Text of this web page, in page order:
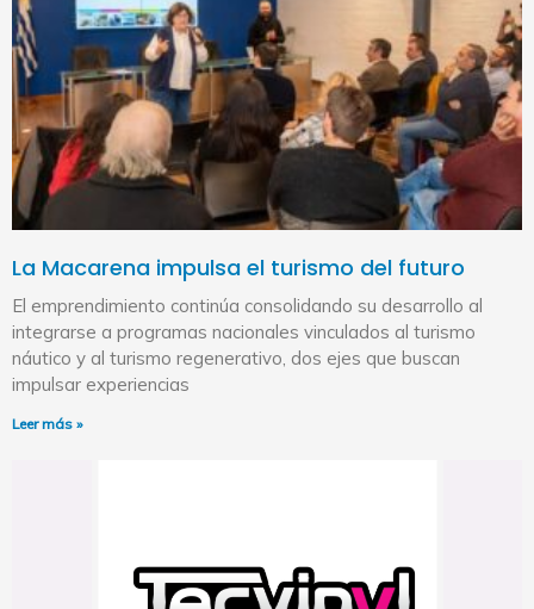
La Macarena impulsa el turismo del futuro
El emprendimiento continúa consolidando su desarrollo al
integrarse a programas nacionales vinculados al turismo
náutico y al turismo regenerativo, dos ejes que buscan
impulsar experiencias
Leer más »